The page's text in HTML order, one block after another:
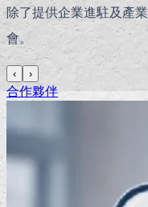
除了提供企業進駐及產
會。
‹ ›
合作夥伴